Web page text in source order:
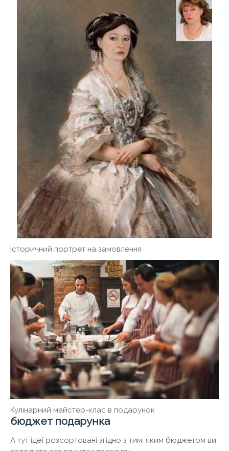
Історичний портрет на замовлення
Кулінарний майстер-клас в подарунок
бюджет подарунка
А тут ідеї розсортовані згідно з тим, яким бюджетом ви